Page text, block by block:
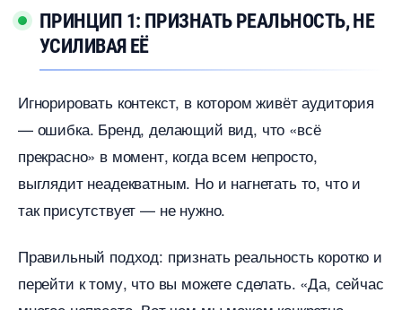
ПРИНЦИП 1: ПРИЗНАТЬ РЕАЛЬНОСТЬ, НЕ
УСИЛИВАЯ ЕЁ
Игнорировать контекст, в котором живёт аудитория
— ошибка. Бренд, делающий вид, что «всё
прекрасно» в момент, когда всем непросто,
ыглядит неадекватным. Но и нагнетать то, что и
так присутствует — не нужно.
Правильный подход: признать реальность коротко и
перейти к тому, что вы можете сделать. «Да, сейчас